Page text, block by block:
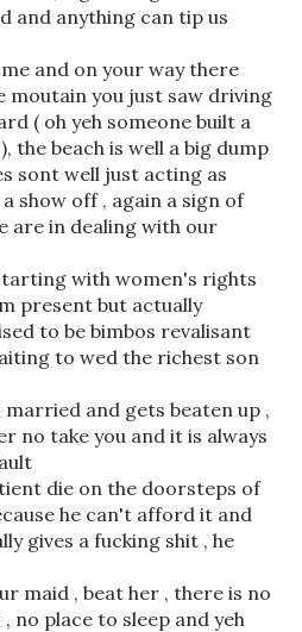
and anything can tip us
and on your way there
moutain you just saw driving
( oh yeh someone built a
the beach is well a big dump
sont well just acting as
show off , again a sign of
are in dealing with our
with women's rights
present but actually
to be bimbos revalisant
to wed the richest son
married and gets beaten up ,
no take you and it is always
die on the doorsteps of
he can't afford it and
gives a fucking shit , he
maid , beat her , there is no
no place to sleep and yeh